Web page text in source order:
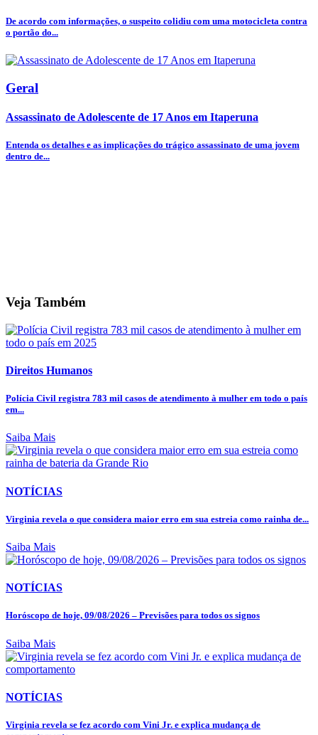
De acordo com informações, o suspeito colidiu com uma motocicleta contra
o portão do...
Geral
Assassinato de Adolescente de 17 Anos em Itaperuna
Entenda os detalhes e as implicações do trágico assassinato de uma jovem
dentro de...
Veja Também
Direitos Humanos
Polícia Civil registra 783 mil casos de atendimento à mulher em todo o país
em...
Saiba Mais
NOTÍCIAS
Virginia revela o que considera maior erro em sua estreia como rainha de...
Saiba Mais
NOTÍCIAS
Horóscopo de hoje, 09/08/2026 – Previsões para todos os signos
Saiba Mais
NOTÍCIAS
Virginia revela se fez acordo com Vini Jr. e explica mudança de